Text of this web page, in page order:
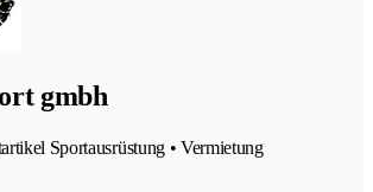
gmbh
Sportausrüstung • Vermietung